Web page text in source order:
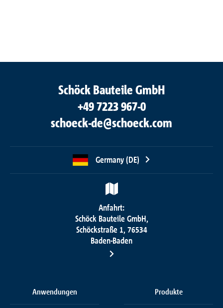
Schöck Bauteile GmbH
+49 7223 967-0
schoeck-de@schoeck.com
Germany (DE)
Anfahrt:
Schöck Bauteile GmbH,
Schöckstraße 1, 76534
Baden-Baden
Anwendungen Produkte